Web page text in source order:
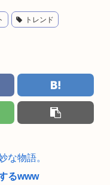
トレンド
な物語。
るwww